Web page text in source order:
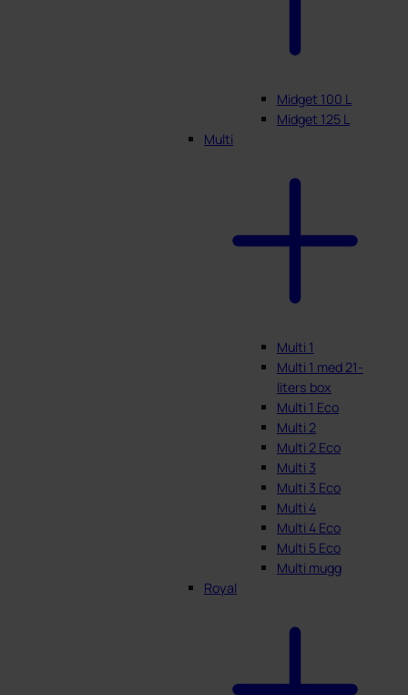
Midget 100 L
Midget 125 L
Multi
Multi 1
Multi 1 med 21-
liters box
Multi 1 Eco
Multi 2
Multi 2 Eco
Multi 3
Multi 3 Eco
Multi 4
Multi 4 Eco
Multi 5 Eco
Multi mugg
Royal